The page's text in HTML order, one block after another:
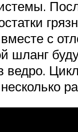
с
шланг
ведро.